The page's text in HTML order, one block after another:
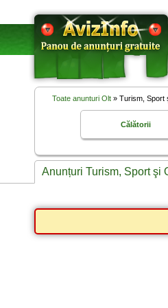
Toate anunturi Olt » Turism, Sport
Călătorii
Anunțuri Turism, Sport şi